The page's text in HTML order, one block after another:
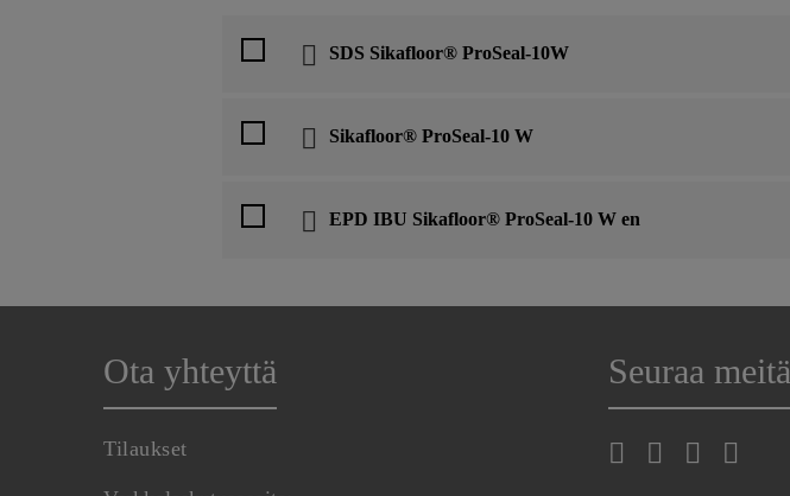
SDS Sikafloor® ProSeal-10W
Sikafloor® ProSeal-10 W
EPD IBU Sikafloor® ProSeal-10 W en
Ota yhteyttä
Tilaukset
Seuraa meitä